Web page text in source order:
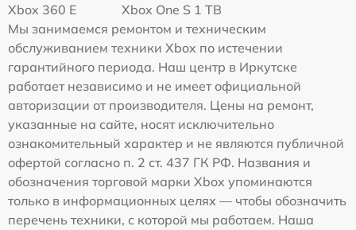
Xbox 360 E
Xbox One S 1 TB
Мы занимаемся ремонтом и техническим
обслуживанием техники Xbox по истечении
гарантийного периода. Наш центр в Иркутске
работает независимо и не имеет официальной
авторизации от производителя. Цены на ремонт,
указанные на сайте, носят исключительно
ознакомительный характер и не являются публичной
офертой согласно п. 2 ст. 437 ГК РФ. Названия и
обозначения торговой марки Xbox упоминаются
только в информационных целях — чтобы обозначить
перечень техники, с которой мы работаем. Наша